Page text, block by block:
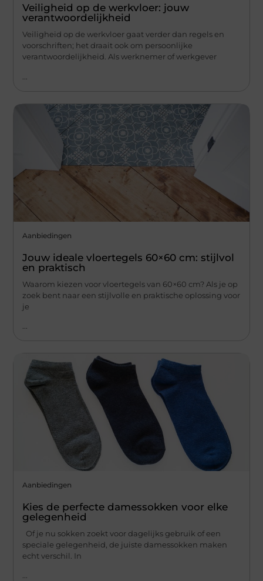
Veiligheid op de werkvloer: jouw
verantwoordelijkheid
Veiligheid op de werkvloer gaat verder dan regels en
voorschriften; het draait ook om persoonlijke
verantwoordelijkheid. Als werknemer of werkgever
Aanbiedingen
Jouw ideale vloertegels 60×60 cm: stijlvol
en praktisch
Waarom kiezen voor vloertegels van 60×60 cm? Als je op
zoek bent naar een stijlvolle en praktische oplossing voor
je
Aanbiedingen
Kies de perfecte damessokken voor elke
gelegenheid
Of je nu sokken zoekt voor dagelijks gebruik of een
speciale gelegenheid, de juiste damessokken maken
echt verschil. In
...